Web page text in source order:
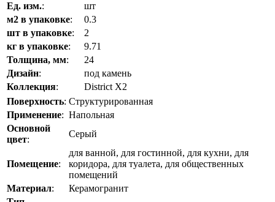
Ед. изм.:
шт
м2 в упаковке:
0.3
шт в упаковке:
2
кг в упаковке:
9.71
Толщина, мм:
24
Дизайн:
под камень
Коллекция:
District Х2
Поверхность: Структурированная
Применение: Напольная
Основной
цвет:
Серый
Помещение:
для ванной, для гостинной, для кухни, для
коридора, для туалета, для общественных
помещений
Материал:
Керамогранит